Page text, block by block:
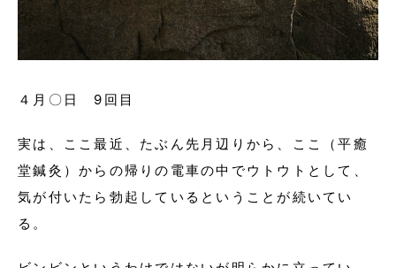
４月〇日 9回目
実は、ここ最近、たぶん先月辺りから、ここ（平癒
堂鍼灸）からの帰りの電車の中でウトウトとして、
気が付いたら勃起しているということが続いてい
る。